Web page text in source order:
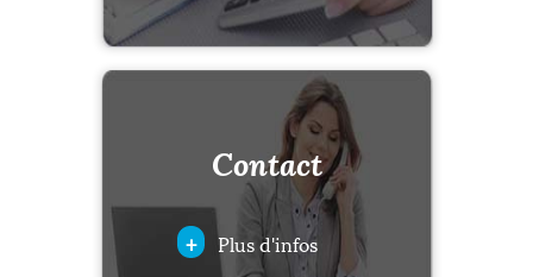
Contact
+ Plus d'infos